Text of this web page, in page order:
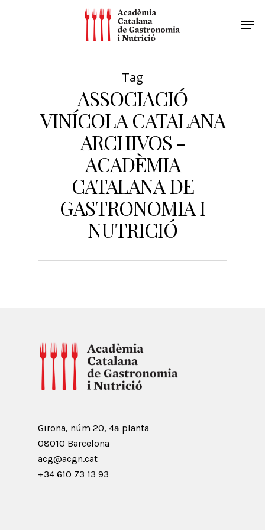
Tag
ASSOCIACIÓ
VINÍCOLA CATALANA
ARCHIVOS -
ACADÈMIA
CATALANA DE
GASTRONOMIA I
NUTRICIÓ
Girona, núm 20, 4ª planta
08010 Barcelona
acg@acgn.cat
+34 610 73 13 93